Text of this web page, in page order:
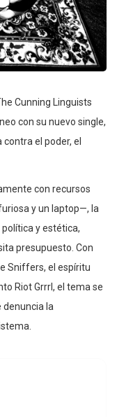
Cunning Linguists
con su nuevo single,
el poder, el
con recursos
y un laptop—, la
y estética,
presupuesto. Con
Sniffers, el espíritu
Riot Grrrl, el tema se
denuncia la